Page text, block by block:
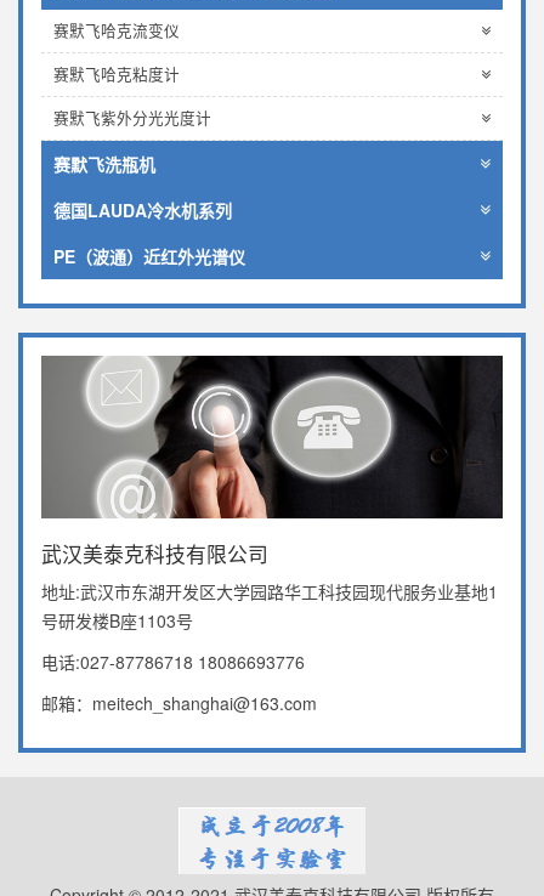
赛默飞哈克流变仪
赛默飞哈克粘度计
赛默飞紫外分光光度计
赛默飞洗瓶机
德国LAUDA冷水机系列
PE（波通）近红外光谱仪
武汉美泰克科技有限公司
地址:武汉市东湖开发区大学园路华工科技园现代服务业基地1
号研发楼B座1103号
电话:027-87786718 18086693776
邮箱：meitech_shanghai@163.com